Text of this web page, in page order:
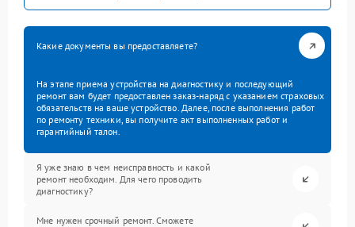
Какие документы вы предоставляете?
На этапе приема устройства на диагностику и последующий
ремонт вам будет предоставлен заказ-наряд с указанием страховых
обязательств на ваше устройство. Далее, после выполнения работ
по ремонту техники, вы получите акт выполненных работ и
гарантийный талон.
Я уже знаю в чем неисправность и какой
ремонт необходим. Для чего проводить
диагностику?
Мне нужен срочный ремонт. Сможете